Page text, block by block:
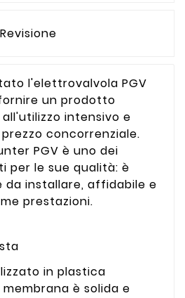
Revisione
l'elettrovalvola PGV
un prodotto
intensivo e
concorrenziale.
PGV è uno dei
per le sue qualità: è
installare, affidabile e
prestazioni.
in plastica
è solida e